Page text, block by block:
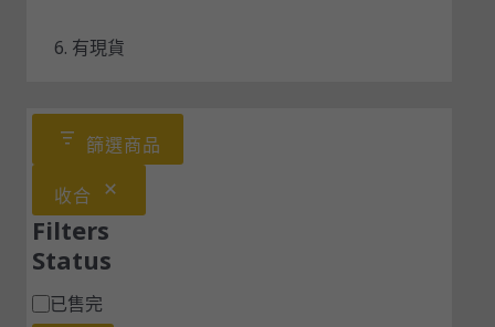
6. 有現貨
篩選商品
收合
Filters
Status
已售完